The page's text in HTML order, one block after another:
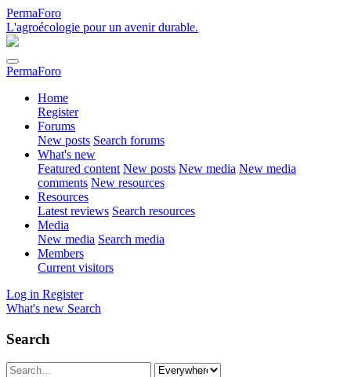
PermaForo
L'agroécologie pour un avenir durable.
PermaForo
Home
Register
Forums
New posts Search forums
What's new
Featured content New posts New media New media
comments New resources
Resources
Latest reviews Search resources
Media
New media Search media
Members
Current visitors
Log in Register
What's new Search
Search